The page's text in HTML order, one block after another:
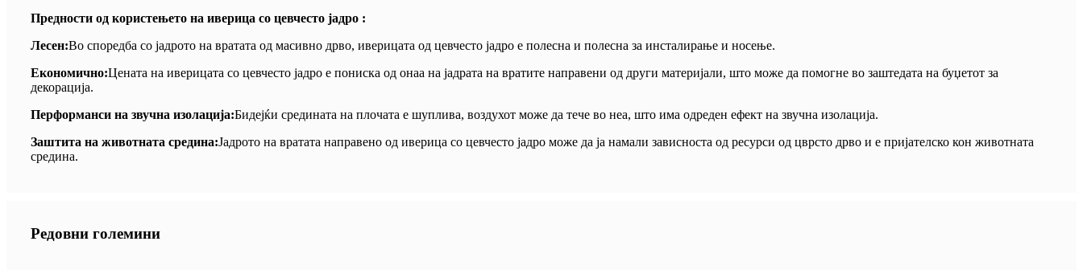
Предности од користењето на иверица со цевчесто јадро :
Лесен:Во споредба со јадрото на вратата од масивно дрво, иверицата од цевчесто јадро е полесна и полесна за инсталирање и носење.
Економично:Цената на иверицата со цевчесто јадро е пониска од онаа на јадрата на вратите направени од други материјали, што може да помогне во заштедата на буџетот за
декорација.
Перформанси на звучна изолација:Бидејќи средината на плочата е шуплива, воздухот може да тече во неа, што има одреден ефект на звучна изолација.
Заштита на животната средина:Јадрото на вратата направено од иверица со цевчесто јадро може да ја намали зависноста од ресурси од цврсто дрво и е пријателско кон животната
средина.
Редовни големини